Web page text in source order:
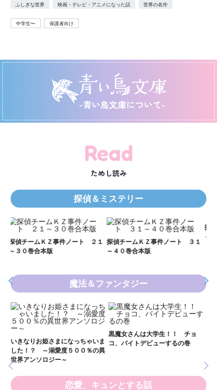
ふしぎな世界 映画・テレビ・アニメになった話 世界の名作
中学生〜 保護者向け
-青い鳥文庫について-
Read
ためし読み
探偵＆ミステリー
探偵チームＫＺ事件ノート ３１
～４０巻合本版
探偵チームＫＺ事件ノート １１
～２０巻合本版
魔法＆ファンタジー
コ、バイトデビューするの巻
新 妖界ナビ・ルナ１～１１ 全
１１巻合本版
恋愛、キュンとする話